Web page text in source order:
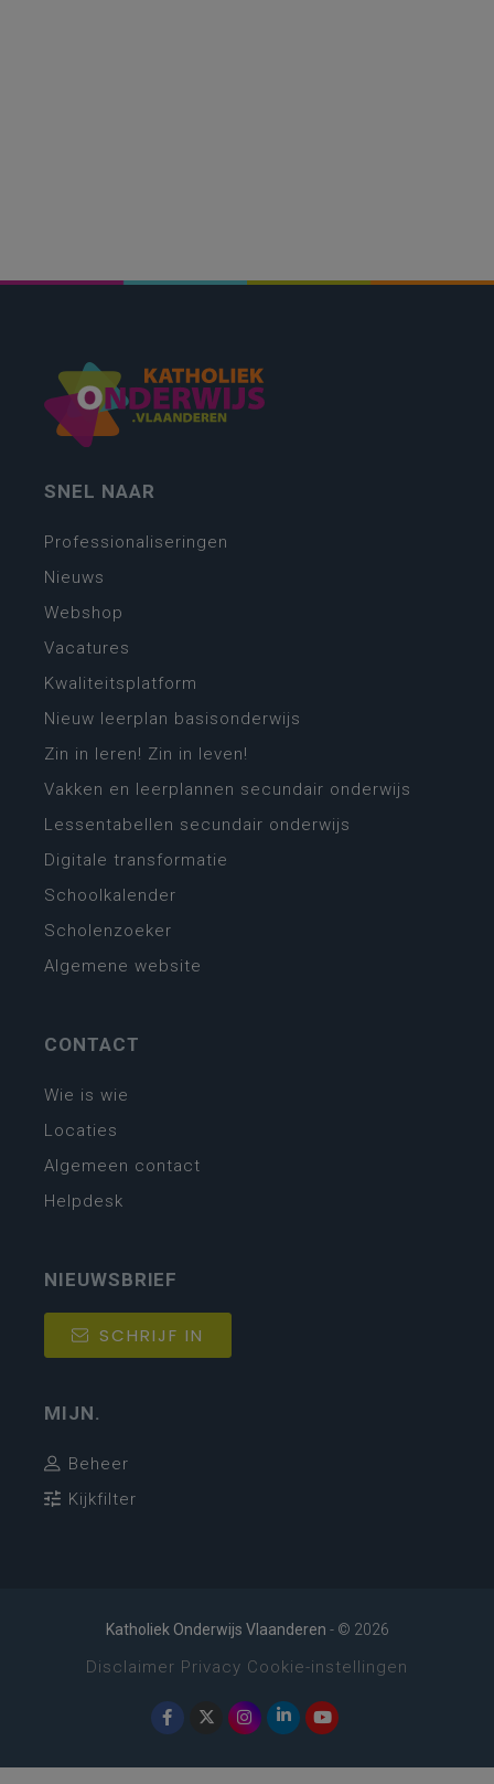
SNEL NAAR
Professionaliseringen
Nieuws
Webshop
Vacatures
Kwaliteitsplatform
Nieuw leerplan basisonderwijs
Zin in leren! Zin in leven!
Vakken en leerplannen secundair onderwijs
Lessentabellen secundair onderwijs
Digitale transformatie
Schoolkalender
Scholenzoeker
Algemene website
CONTACT
Wie is wie
Locaties
Algemeen contact
Helpdesk
NIEUWSBRIEF
SCHRIJF IN
MIJN.
Beheer
Kijkfilter
Katholiek Onderwijs Vlaanderen - © 2026
Disclaimer Privacy Cookie-instellingen